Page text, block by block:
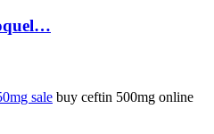
sale buy ceftin 500mg online